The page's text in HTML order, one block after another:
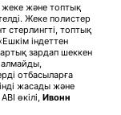
жеке және топтық
Жеке полистер
стерлингті, топтық
індеттен
зардап шеккен
отбасыларға
жасады және
өкілі, Ивонн